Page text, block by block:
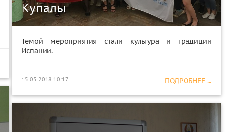
Купалы
Темой мероприятия стали культура и традиции
Испании.
ПОДРОБНЕЕ ...
15.05.2018 10:17